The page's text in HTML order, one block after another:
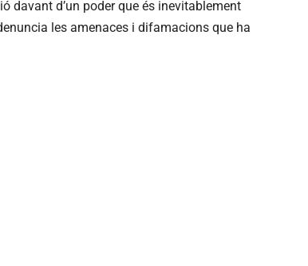
davant d’un poder que és inevitablement
les amenaces i difamacions que ha